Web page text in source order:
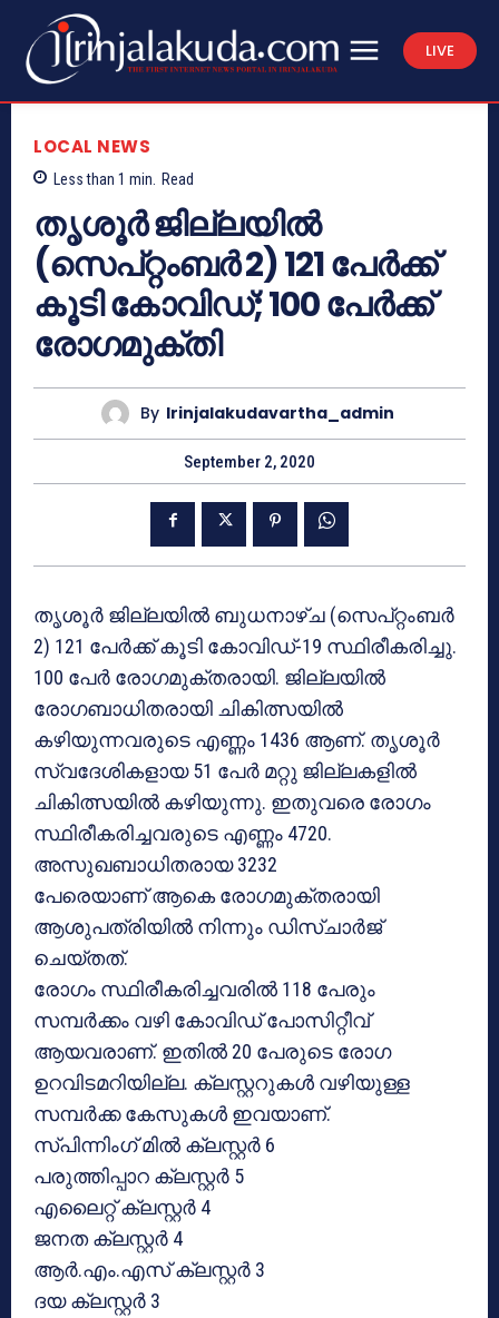
LIVE
LOCAL NEWS
Less than 1 min. Read
തൃശൂർ ജില്ലയിൽ
(സെപ്റ്റംബർ 2) 121 പേർക്ക്
കൂടി കോവിഡ്; 100 പേർക്ക്
രോഗമുക്തി
By Irinjalakudavartha_admin
September 2, 2020
തൃശൂർ ജില്ലയിൽ ബുധനാഴ്ച (സെപ്റ്റംബർ
2) 121 പേർക്ക് കൂടി കോവിഡ്-19 സ്ഥിരീകരിച്ചു.
100 പേർ രോഗമുക്തരായി. ജില്ലയിൽ
രോഗബാധിതരായി ചികിത്സയിൽ
കഴിയുന്നവരുടെ എണ്ണം 1436 ആണ്. തൃശൂർ
സ്വദേശികളായ 51 പേർ മറ്റു ജില്ലകളിൽ
ചികിത്സയിൽ കഴിയുന്നു. ഇതുവരെ രോഗം
സ്ഥിരീകരിച്ചവരുടെ എണ്ണം 4720.
അസുഖബാധിതരായ 3232
പേരെയാണ് ആകെ രോഗമുക്തരായി
ആശുപത്രിയിൽ നിന്നും ഡിസ്ചാർജ്
ചെയ്തത്.
രോഗം സ്ഥിരീകരിച്ചവരിൽ 118 പേരും
സമ്പർക്കം വഴി കോവിഡ് പോസിറ്റീവ്
ആയവരാണ്. ഇതിൽ 20 പേരുടെ രോഗ
ഉറവിടമറിയില്ല. ക്ലസ്റ്ററുകൾ വഴിയുള്ള
സമ്പർക്ക കേസുകൾ ഇവയാണ്.
സ്പിന്നിംഗ് മില്‍ ക്ലസ്റ്റർ 6
പരുത്തിപ്പാറ ക്ലസ്റ്റര്‍ 5
എലൈറ്റ് ക്ലസ്റ്റര്‍ 4
ജനത ക്ലസ്റ്റര്‍ 4
ആര്‍.എം.എസ് ക്ലസ്റ്റര്‍ 3
ദയ ക്ലസ്റ്റര്‍ 3